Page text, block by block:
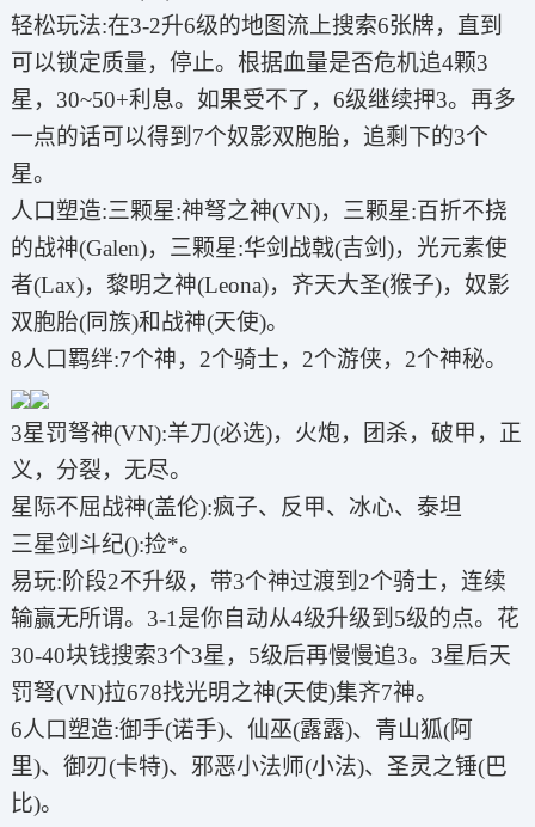
轻松玩法:在3-2升6级的地图流上搜索6张牌，直到
可以锁定质量，停止。根据血量是否危机追4颗3
星，30~50+利息。如果受不了，6级继续押3。再多
一点的话可以得到7个奴影双胞胎，追剩下的3个
星。
人口塑造:三颗星:神弩之神(VN)，三颗星:百折不挠
的战神(Galen)，三颗星:华剑战戟(吉剑)，光元素使
者(Lax)，黎明之神(Leona)，齐天大圣(猴子)，奴影
双胞胎(同族)和战神(天使)。
8人口羁绊:7个神，2个骑士，2个游侠，2个神秘。
3星罚弩神(VN):羊刀(必选)，火炮，团杀，破甲，正
义，分裂，无尽。
星际不屈战神(盖伦):疯子、反甲、冰心、泰坦
三星剑斗纪():捡*。
易玩:阶段2不升级，带3个神过渡到2个骑士，连续
输赢无所谓。3-1是你自动从4级升级到5级的点。花
30-40块钱搜索3个3星，5级后再慢慢追3。3星后天
罚弩(VN)拉678找光明之神(天使)集齐7神。
6人口塑造:御手(诺手)、仙巫(露露)、青山狐(阿
里)、御刃(卡特)、邪恶小法师(小法)、圣灵之锤(巴
比)。